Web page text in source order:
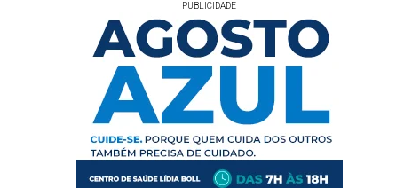
PUBLICIDADE